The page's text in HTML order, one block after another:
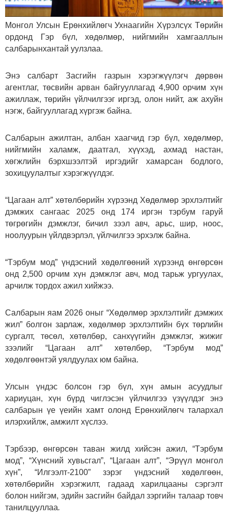
Монгол Улсын Ерөнхийлөгч Ухнаагийн Хүрэлсүх Төрийн
ордонд Гэр бүл, хөдөлмөр, нийгмийн хамгааллын
салбарынхантай уулзлаа.
Энэ салбарт Засгийн газрын хэрэгжүүлэгч дөрвөн
агентлаг, төсвийн арван байгууллагад 4,900 орчим хүн
ажиллаж, төрийн үйлчилгээг иргэд, олон нийт, аж ахуйн
нэгж, байгууллагад хүргэж байна.
Салбарын ажилтан, албан хаагчид гэр бүл, хөдөлмөр,
нийгмийн халамж, даатгал, хүүхэд, ахмад настан,
хөгжлийн бэрхшээлтэй иргэдийг хамарсан бодлого,
зохицуулалтыг хэрэгжүүлдэг.
“Цагаан алт” хөтөлбөрийн хүрээнд Хөдөлмөр эрхлэлтийг
дэмжих сангаас 2025 онд 174 иргэн тэрбум гаруй
төгрөгийн дэмжлэг, бичил зээл авч, арьс, шир, ноос,
ноолуурын үйлдвэрлэл, үйлчилгээ эрхэлж байна.
“Тэрбум мод” үндэсний хөдөлгөөний хүрээнд өнгөрсөн
онд 2,500 орчим хүн дэмжлэг авч, мод тарьж ургуулах,
арчилж тордох ажил хийжээ.
Салбарын яам 2026 оныг “Хөдөлмөр эрхлэлтийг дэмжих
жил” болгон зарлаж, хөдөлмөр эрхлэлтийн бүх төрлийн
сургалт, төсөл, хөтөлбөр, санхүүгийн дэмжлэг, жижиг
зээлийг “Цагаан алт” хөтөлбөр, “Тэрбум мод”
хөдөлгөөнтэй уялдуулах юм байна.
Улсын үндэс болсон гэр бүл, хүн амын асуудлыг
хариуцан, хүн бүрд чиглэсэн үйлчилгээ үзүүлдэг энэ
салбарын үе үеийн хамт олонд Ерөнхийлөгч талархал
илэрхийлж, амжилт хүслээ.
Тэрбээр, өнгөрсөн таван жилд хийсэн ажил, “Тэрбум
мод”, “Хүнсний хувьсгал”, “Цагаан алт”, “Эрүүл монгол
хүн”, “Илгээлт-2100” зэрэг үндэсний хөдөлгөөн,
хөтөлбөрийн хэрэгжилт, гадаад харилцааны сэргэлт
болон нийгэм, эдийн засгийн байдал зэргийн талаар товч
танилцууллаа.